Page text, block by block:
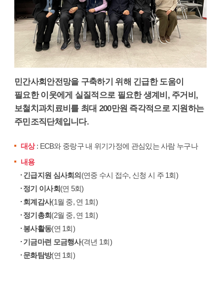
민간사회안전망을 구축하기 위해 긴급한 도움이
필요한 이웃에게 실질적으로 필요한 생계비, 주거비,
보철치과치료비를 최대 200만원 즉각적으로 지원하는
주민조직단체입니다.
대상: ECB와 중랑구 내 위기가정에 관심있는 사람 누구나
내용
긴급지원 심사회의 (연중 수시 접수, 신청 시 주 1회)
정기 이사회(연 5회)
회계감사(1월 중, 연 1회)
정기총회(2월 중, 연 1회)
봉사활동(연 1회)
기금마련 모금행사(격년 1회)
문화탐방(연 1회)